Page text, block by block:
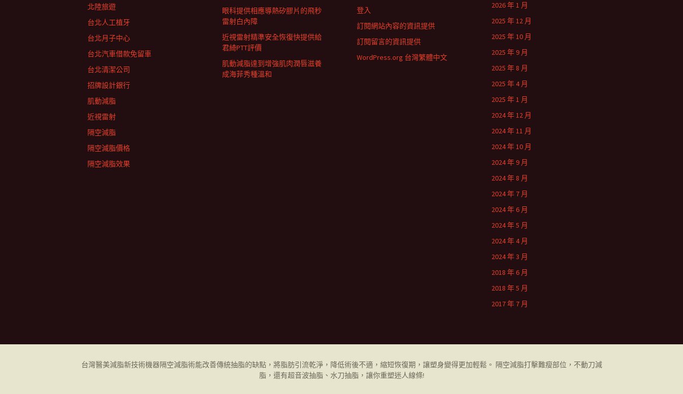
眼科提供相應導熱矽膠片的飛秒
雷射白內障
近視雷射精準安全恢復快提供給
君綺PTT評價
肌動減脂達到增強肌肉潤唇滋養
成海菲秀種溫和
2026 年 1 月
2025 年 12 月
2025 年 10 月
2025 年 9 月
2025 年 8 月
2025 年 4 月
2025 年 1 月
2024 年 12 月
2024 年 11 月
2024 年 10 月
2024 年 9 月
2024 年 8 月
2024 年 7 月
2024 年 6 月
2024 年 5 月
2024 年 4 月
2024 年 3 月
2018 年 6 月
2018 年 5 月
2017 年 7 月
北陸旅遊
台北人工植牙
台北月子中心
台北汽車借款免留車
台北清潔公司
招牌設計銀行
肌動減脂
近視雷射
隔空減脂
隔空減脂價格
隔空減脂效果
登入
訂閱網站內容的資訊提供
訂閱留言的資訊提供
WordPress.org 台灣繁體中文
台灣醫美減脂新技術機器隔空減脂術能改善傳統抽脂的缺點，將脂肪引流乾淨，降低術後不適，縮短恢復期，讓塑身變得更加輕鬆。 隔空減脂打擊難瘦部位，不動刀減
脂，還有超音波抽脂、水刀抽脂，讓你重塑迷人線條!